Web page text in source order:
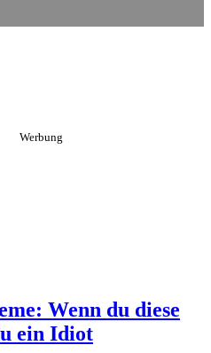
Wenn du diese
ein Idiot